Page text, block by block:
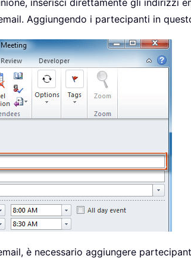
inserisci direttamente gli indirizzi
Aggiungendo i partecipanti in
è necessario aggiungere